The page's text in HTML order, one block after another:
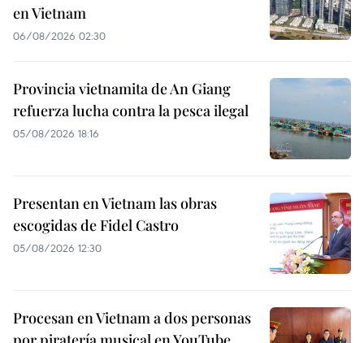
en Vietnam
06/08/2026 02:30
Provincia vietnamita de An Giang
refuerza lucha contra la pesca ilegal
05/08/2026 18:16
Presentan en Vietnam las obras
escogidas de Fidel Castro
05/08/2026 12:30
Procesan en Vietnam a dos personas